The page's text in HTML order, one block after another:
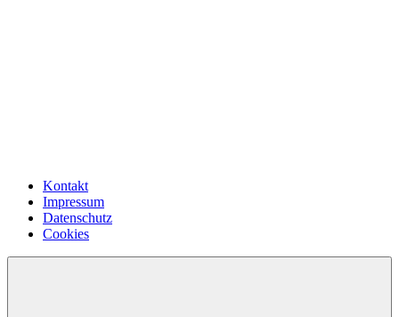
Kontakt
Impressum
Datenschutz
Cookies